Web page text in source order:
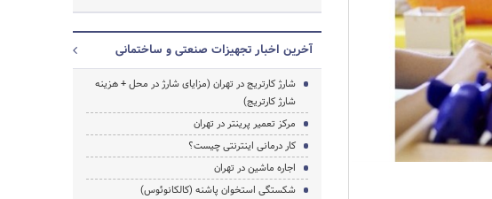
آخرین اخبار تجهیزات صنعتی و ساختمانی
شارژ کارتریج در تهران (مزایای شارژ در محل + هزینه
شارژ کارتریج)
مرکز تعمیر پرینتر در تهران
کار درمانی اینترنتی چیست؟
اجاره ماشین در تهران
شکستگی استخوان پاشنه (کالکانوئوس)